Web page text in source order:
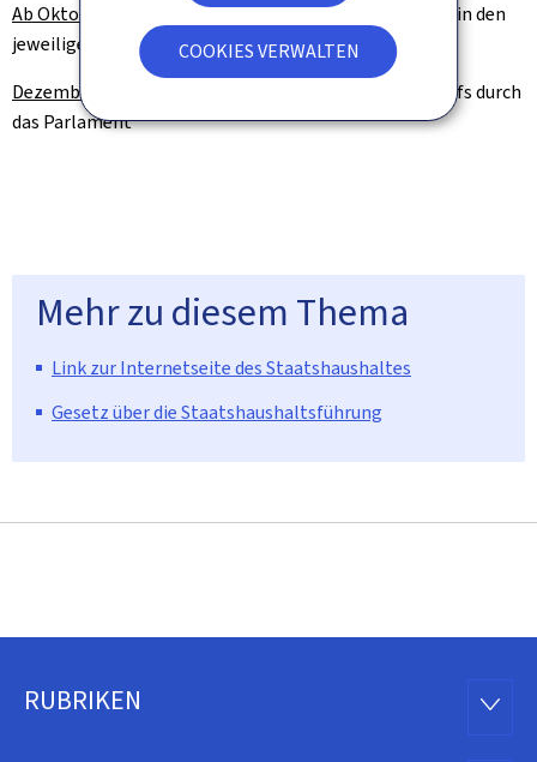
COOKIES VERWALTEN
Ab Oktober n-1:
Parlamentarische Prüfungsarbeiten in den
jeweiligen Ausschüssen
Dezember n-1:
Verabschiedung des Gesetzesentwurfs durch
das Parlament
Mehr zu diesem Thema
Link zur Internetseite des Staatshaushaltes
Gesetz über die Staatshaushaltsführung
Footer
RUBRIKEN